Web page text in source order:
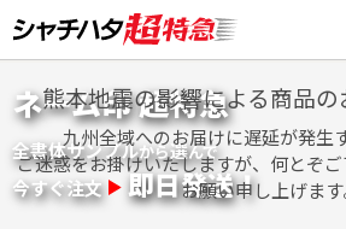
to
content
ネーム印 超特急
全書体サンプルから選んで
今すぐ注文 即日発送！
熊本地震の影響による商品
九州全域へのお届けに遅延が発生
ご迷惑をお掛けいたしますが、何とぞ
お願い申し上げます